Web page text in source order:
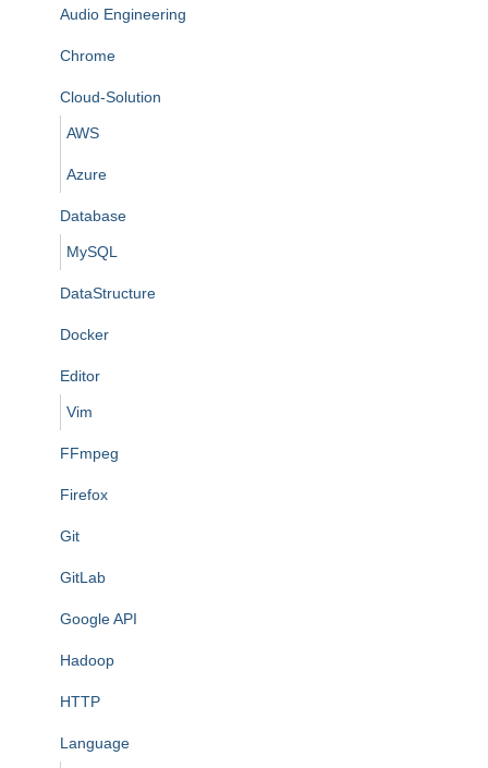
Audio Engineering
Chrome
Cloud-Solution
AWS
Azure
Database
MySQL
DataStructure
Docker
Editor
Vim
FFmpeg
Firefox
Git
GitLab
Google API
Hadoop
HTTP
Language